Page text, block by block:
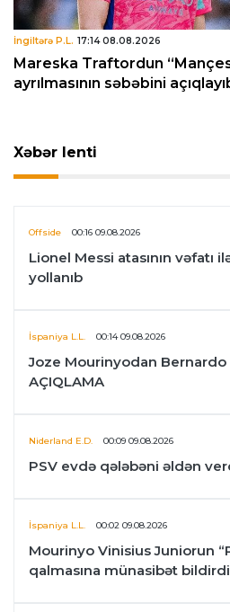
İngiltərə P.L. 17:14 08.08.2026
Mareska Traftordun
ayrılmasının səbəbini
Xəbər lenti
Offside 00:16 09.08.2026
Lionel Messi atasının vəfatı
yollanıb
İspaniya L.L. 00:14 09.08.2026
Joze Mourinyodan Bernardo
AÇIQLAMA
Niderland E.D. 00:09 09.08.2026
PSV evdə qələbəni əldən
İspaniya L.L. 00:02 09.08.2026
Mourinyo Vinisius Juniorun
qalmasına münasibət bildirdi